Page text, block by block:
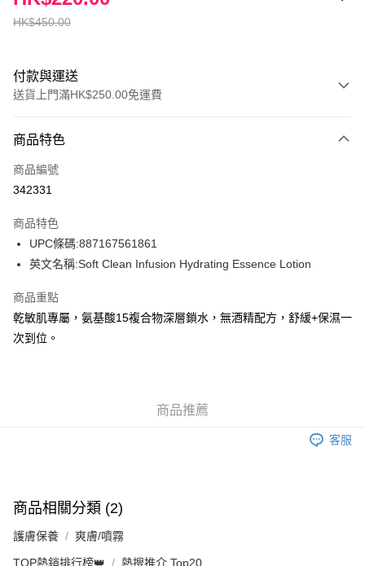
HK$450.00
付款與運送
送貨上門滿HK$250.00免運費
信用卡
Apple Pay
WeChat Pay
JD京東物流，訂單確認發貨後2-4個工作天送達
滿 HK$250.00 或以上免運費
商品特色
商品編號
342331
商品特色
UPC條碼:887167561861
英文名稱:Soft Clean Infusion Hydrating Essence Lotion
商品重點
乾敏肌專屬，氨基酸15複合物深層鎖水，無酒精配方，舒緩+保濕一
次到位。
商品推薦
客服
商品相關分類 (2)
護膚保養 爽膚/噴霧
TOP熱銷排行榜👑 熱搜推介 Top20